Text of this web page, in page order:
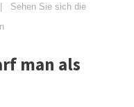
Sehen Sie sich die
man als